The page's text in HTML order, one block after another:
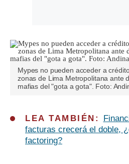
Mypes no pueden acceder a
zonas de Lima Metropolitana ante
mafias del "gota a gota". Foto:
LEA TAMBIÉN:
facturas crecerá el doble,
factoring?